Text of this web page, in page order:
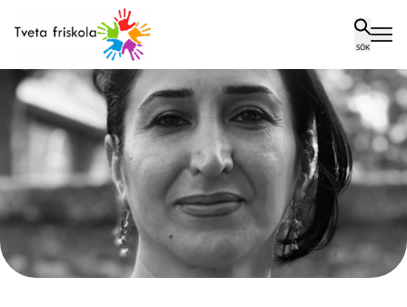
Hoppa till innehåll
Tveta friskola
SÖK